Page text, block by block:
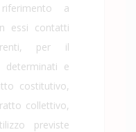
a
essi contatti
per il
determinati e
costitutivo,
collettivo,
previste